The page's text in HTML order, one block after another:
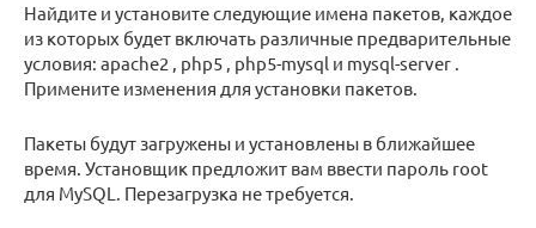
Найдите и установите следующие имена пакетов, каждое
из которых будет включать различные предварительные
условия: apache2 , php5 , php5-mysql и mysql-server .
Примените изменения для установки пакетов.
Пакеты будут загружены и установлены в ближайшее
время. Установщик предложит вам ввести пароль root
для MySQL. Перезагрузка не требуется.